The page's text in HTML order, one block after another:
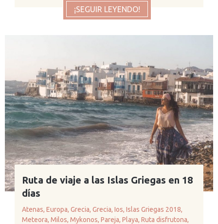
¡SEGUIR LEYENDO!
Ruta de viaje a las Islas Griegas en 18
días
Atenas, Europa, Grecia, Grecia, Ios, Islas Griegas 2018,
Meteora, Milos, Mykonos, Pareja, Playa, Ruta disfrutona,